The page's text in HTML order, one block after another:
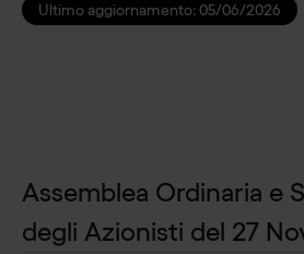
Ultimo aggiornamento:05/06/2026
Assemblea Ordinaria e
degli Azionisti del 27